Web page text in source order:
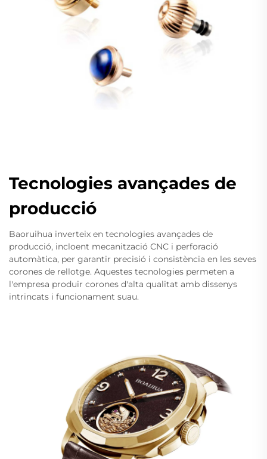
Tecnologies avançades de
producció
Baoruihua inverteix en tecnologies avançades de
producció, incloent mecanització CNC i perforació
automàtica, per garantir precisió i consistència en les seves
corones de rellotge. Aquestes tecnologies permeten a
l'empresa produir corones d'alta qualitat amb dissenys
intrincats i funcionament suau.